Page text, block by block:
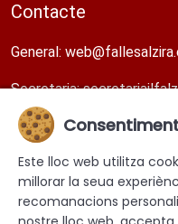
Contacte
General:
Secretaria:
Direcció
Carrer Faustí Blasco 11,
Este lloc web utilitza
millorar la seua
recomanacions